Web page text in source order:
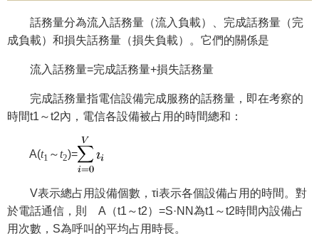
話務量分為流入話務量（流入負載）、完成話務量（完
成負載）和損失話務量（損失負載）。它們的關係是
流入話務量=完成話務量+損失話務量
完成話務量指電信設備完成服務的話務量，即在考察的
時間t1～t2內，電信各設備被占用的時間總和：
A(t1 ～t2)=
V表示總占用設備個數，τi表示各個設備占用的時間。對
於電話通信，則 A（t1～t2）=S·NN為t1～t2時間內設備占
用次數，S為呼叫的平均占用時長。